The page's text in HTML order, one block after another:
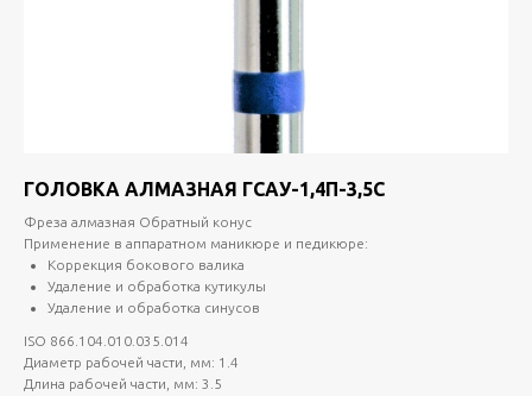
ГОЛОВКА АЛМАЗНАЯ ГСАУ-1,4П-3,5С
Фреза алмазная Обратный конус
Применение в аппаратном маникюре и педикюре:
Коррекция бокового валика
Удаление и обработка кутикулы
Удаление и обработка синусов
ISO 866.104.010.035.014
Диаметр рабочей части, мм: 1.4
Длина рабочей части, мм: 3.5